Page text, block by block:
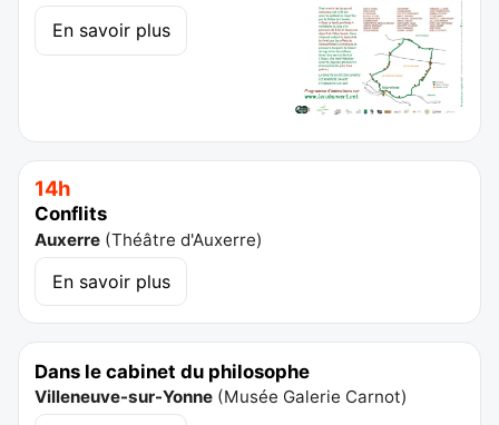
En savoir plus
14h
Conflits
Auxerre (Théâtre d'Auxerre)
En savoir plus
Dans le cabinet du philosophe
Villeneuve-sur-Yonne (Musée Galerie Carnot)